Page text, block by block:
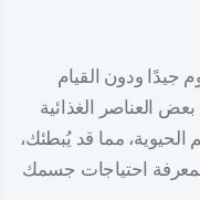
جيدًا ودون القيام
العناصر الغذائية
مما قد يُبطئك،